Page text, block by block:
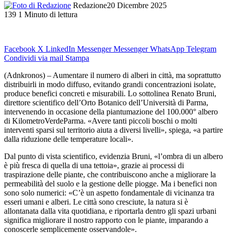
Redazione20 Dicembre 2025
139 1 Minuto di lettura
Facebook X LinkedIn Messenger Messenger WhatsApp Telegram
Condividi via mail Stampa
(Adnkronos) – Aumentare il numero di alberi in città, ma soprattutto
distribuirli in modo diffuso, evitando grandi concentrazioni isolate,
produce benefici concreti e misurabili. Lo sottolinea Renato Bruni,
direttore scientifico dell’Orto Botanico dell’Università di Parma,
intervenendo in occasione della piantumazione del 100.000° albero
di KilometroVerdeParma. «Avere tanti piccoli boschi o molti
interventi sparsi sul territorio aiuta a diversi livelli», spiega, «a partire
dalla riduzione delle temperature locali».
Dal punto di vista scientifico, evidenzia Bruni, «l’ombra di un albero
è più fresca di quella di una tettoia», grazie ai processi di
traspirazione delle piante, che contribuiscono anche a migliorare la
permeabilità del suolo e la gestione delle piogge. Ma i benefici non
sono solo numerici: «C’è un aspetto fondamentale di vicinanza tra
esseri umani e alberi. Le città sono cresciute, la natura si è
allontanata dalla vita quotidiana, e riportarla dentro gli spazi urbani
significa migliorare il nostro rapporto con le piante, imparando a
conoscerle semplicemente osservandole».